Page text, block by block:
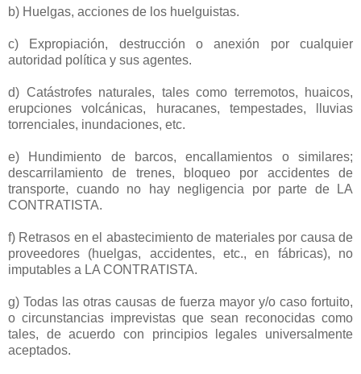
b) Huelgas, acciones de los huelguistas.
c) Expropiación, destrucción o anexión por cualquier
autoridad política y sus agentes.
d) Catástrofes naturales, tales como terremotos, huaicos,
erupciones volcánicas, huracanes, tempestades, lluvias
torrenciales, inundaciones, etc.
e) Hundimiento de barcos, encallamientos o similares;
descarrilamiento de trenes, bloqueo por accidentes de
transporte, cuando no hay negligencia por parte de LA
CONTRATISTA.
f) Retrasos en el abastecimiento de materiales por causa de
proveedores (huelgas, accidentes, etc., en fábricas), no
imputables a LA CONTRATISTA.
g) Todas las otras causas de fuerza mayor y/o caso fortuito,
o circunstancias imprevistas que sean reconocidas como
tales, de acuerdo con principios legales universalmente
aceptados.